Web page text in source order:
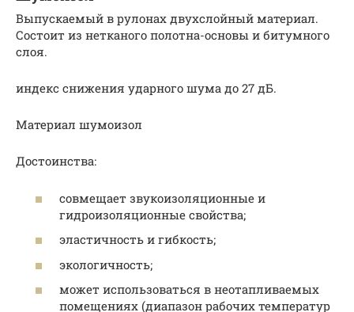
Выпускаемый в рулонах двухслойный материал.
Состоит из нетканого полотна-основы и битумного
слоя.
индекс снижения ударного шума до 27 дБ.
Материал шумоизол
Достоинства:
совмещает звукоизоляционные и
гидроизоляционные свойства;
эластичность и гибкость;
экологичность;
может использоваться в неотапливаемых
помещениях (диапазон рабочих температур